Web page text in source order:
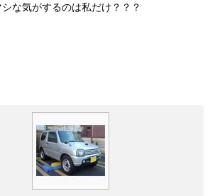
な気がするのは私だけ？？？